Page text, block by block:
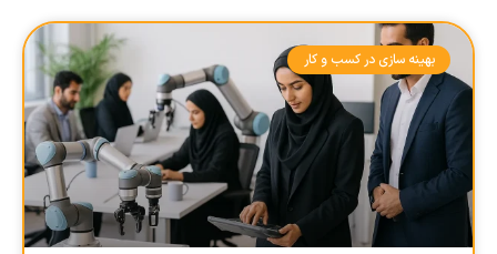
بهینه سازی در کسب و کار